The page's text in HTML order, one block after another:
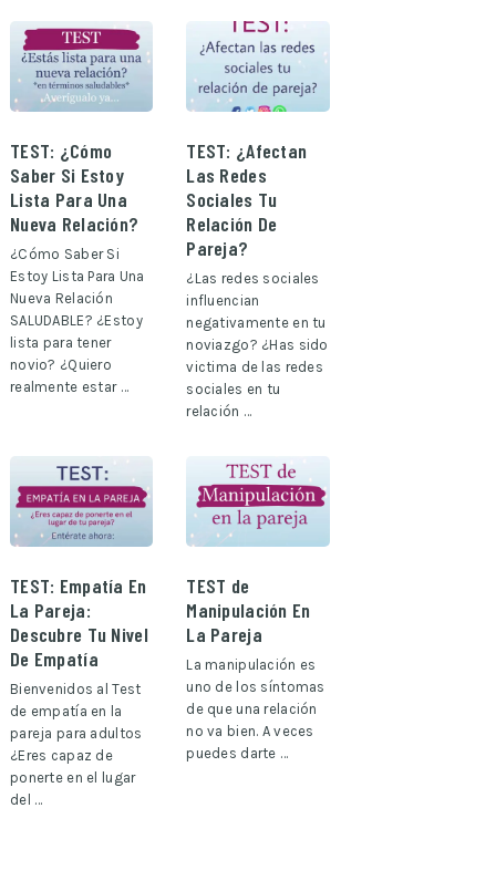
TEST: ¿Cómo
Saber Si Estoy
Lista Para Una
Nueva Relación?
¿Cómo Saber Si
Estoy Lista Para Una
Nueva Relación
SALUDABLE? ¿Estoy
lista para tener
novio? ¿Quiero
realmente estar …
TEST: ¿Afectan
Las Redes
Sociales Tu
Relación De
Pareja?
¿Las redes sociales
influencian
negativamente en tu
noviazgo? ¿Has sido
victima de las redes
sociales en tu
relación …
TEST: Empatía En
La Pareja:
Descubre Tu Nivel
De Empatía
Bienvenidos al Test
de empatía en la
pareja para adultos
¿Eres capaz de
ponerte en el lugar
del …
TEST de
Manipulación En
La Pareja
La manipulación es
uno de los síntomas
de que una relación
no va bien. A veces
puedes darte …